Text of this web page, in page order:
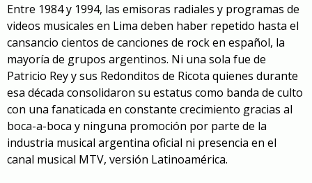
Entre 1984 y 1994, las emisoras radiales y programas de
videos musicales en Lima deben haber repetido hasta el
cansancio cientos de canciones de rock en español, la
mayoría de grupos argentinos. Ni una sola fue de
Patricio Rey y sus Redonditos de Ricota quienes durante
esa década consolidaron su estatus como banda de culto
con una fanaticada en constante crecimiento gracias al
boca-a-boca y ninguna promoción por parte de la
industria musical argentina oficial ni presencia en el
canal musical MTV, versión Latinoamérica.